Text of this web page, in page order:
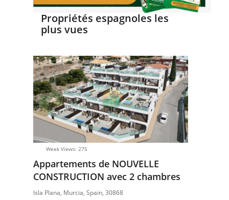
Propriétés espagnoles les
plus vues
Week Views: 275
Appartements de NOUVELLE
CONSTRUCTION avec 2 chambres
Isla Plana, Murcia, Spain, 30868